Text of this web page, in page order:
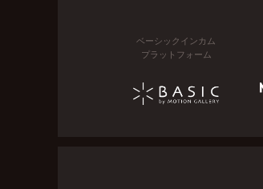
ベーシックインカム
プラットフォーム